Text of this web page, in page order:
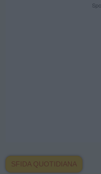
SFIDA QUOTIDIANA